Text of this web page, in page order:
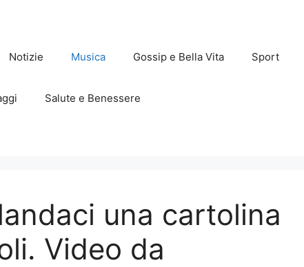
Notizie Musica Gossip e Bella Vita Sport
Salute e Benessere
una cartolina
Video da